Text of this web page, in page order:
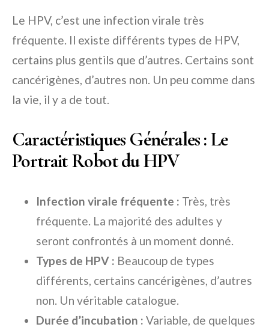
Le HPV, c’est une infection virale très
fréquente. Il existe différents types de HPV,
certains plus gentils que d’autres. Certains sont
cancérigènes, d’autres non. Un peu comme dans
la vie, il y a de tout.
Caractéristiques Générales : Le
Portrait Robot du HPV
Infection virale fréquente : Très, très
fréquente. La majorité des adultes y
seront confrontés à un moment donné.
Types de HPV : Beaucoup de types
différents, certains cancérigènes, d’autres
non. Un véritable catalogue.
Durée d’incubation : Variable, de quelques